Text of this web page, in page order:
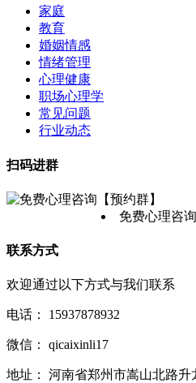
家庭
教育
婚姻情感
情绪管理
心理健康
职场心理学
常见问题
行业动态
扫码进群
免费心理咨
联系方式
欢迎通过以下方式与我们联系
电话： 15937878932
微信： qicaixinli17
地址：
河南省郑州市嵩山北路升